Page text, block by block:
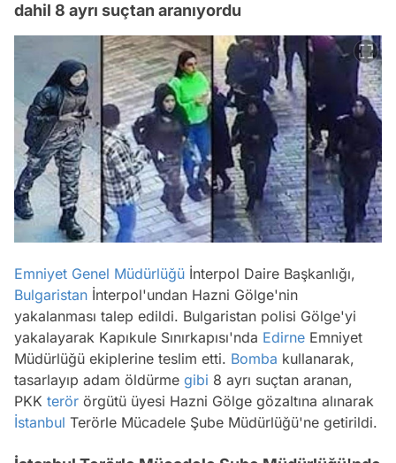
dahil 8 ayrı suçtan aranıyordu
Emniyet Genel Müdürlüğü İnterpol Daire Başkanlığı,
Bulgaristan İnterpol'undan Hazni Gölge'nin
yakalanması talep edildi. Bulgaristan polisi Gölge'yi
yakalayarak Kapıkule Sınırkapısı'nda Edirne Emniyet
Müdürlüğü ekiplerine teslim etti. Bomba kullanarak,
tasarlayıp adam öldürme gibi 8 ayrı suçtan aranan,
PKK terör örgütü üyesi Hazni Gölge gözaltına alınarak
İstanbul Terörle Mücadele Şube Müdürlüğü'ne getirildi.